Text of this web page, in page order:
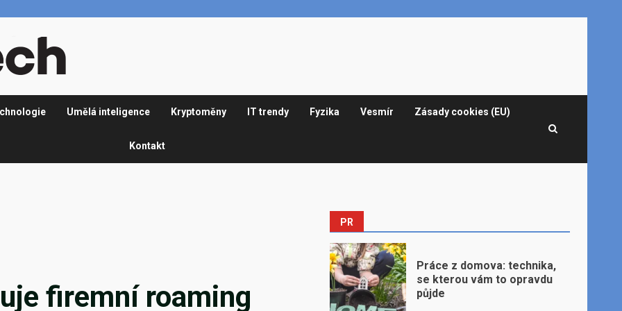
Umělá inteligence Kryptoměny IT trendy Fyzika Vesmír Zásady cookies (EU)
Kontakt
firemní roaming
PR
Práce z domova: technika,
se kterou vám to opravdu
půjde